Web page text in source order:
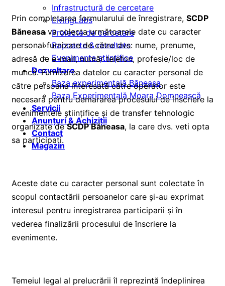
Infrastructură de cercetare
LivingLabs
Proiecte de cercetare
Rapoarte & rezultate
Evenimente științifice
Dezvoltare
Baza experimentală Băneasa
Baza Experimentală Moara Domnească
Servicii
Anunțuri & Achiziții
Contact
Magazin
Prin completarea formularului de înregistrare, SCDP
Băneasava colecta următoarele date cu caracter
personal furnizate de către dvs: nume, prenume,
adresă de e-mail, număr telefon, profesie/loc de
muncă. Furnizarea datelor cu caracter personal de
către persoana interesată către operator este
necesară pentru demararea procesului de înscriere la
evenimentele științifice și de transfer tehnologic
organizate deSCDP Băneasa, la care dvs. veti opta
sa participati.
Aceste date cu caracter personal sunt colectate în
scopul contactării persoanelor care și-au exprimat
interesul pentru inregistrarea participarii și în
vederea finalizării procesului de înscriere la
evenimente.
Temeiul legal al prelucrării îl reprezintă îndeplinirea